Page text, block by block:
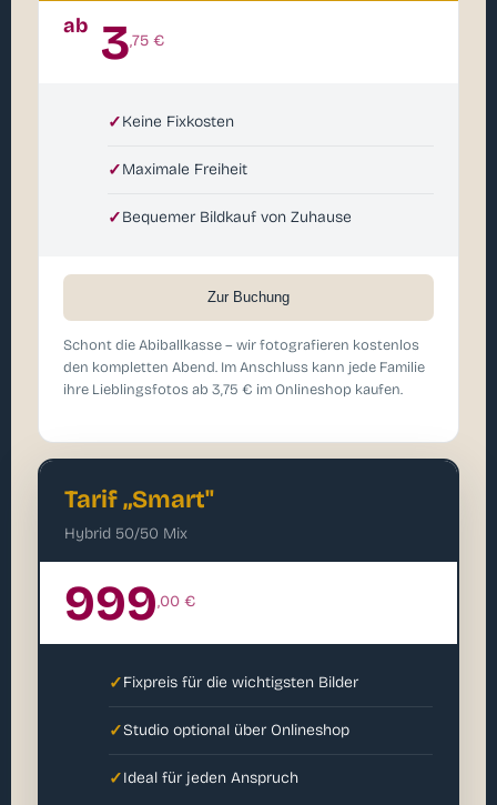
ab 3,75 €
✓Keine Fixkosten
✓Maximale Freiheit
✓Bequemer Bildkauf von Zuhause
Zur Buchung
Schont die Abiballkasse – wir fotografieren kostenlos
den kompletten Abend. Im Anschluss kann jede Familie
ihre Lieblingsfotos ab 3,75 € im Onlineshop kaufen.
Tarif „Smart"
Hybrid 50/50 Mix
999,00 €
✓Fixpreis für die wichtigsten Bilder
✓Studio optional über Onlineshop
✓Ideal für jeden Anspruch